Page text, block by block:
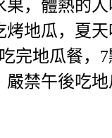
，體熱的
地瓜，夏
完地瓜餐， 7
禁午後吃